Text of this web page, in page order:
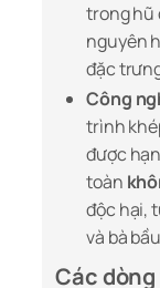
trong hũ
nguyên
đặc
Công
trình
được
toàn
độc hại,
và bà
Các